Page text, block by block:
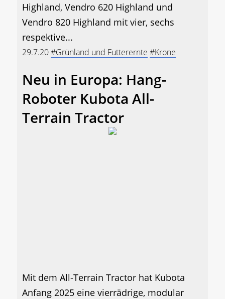
Highland, Vendro 620 Highland und
Vendro 820 Highland mit vier, sechs
respektive...
29.7.20#Grünland und Futterernte #Krone
Neu in Europa: Hang-
Roboter Kubota All-
Terrain Tractor
Mit dem All-Terrain Tractor hat Kubota
Anfang 2025 eine vierrädrige, modular